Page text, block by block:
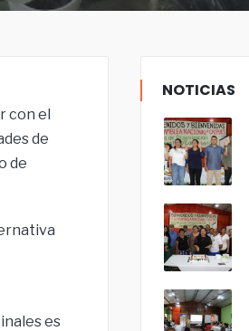
con el
de
de
es
NOTICIAS